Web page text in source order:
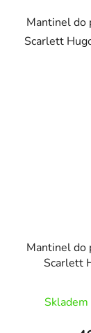
Mantinel do
Scarlett
Mantinel do
Scarlett